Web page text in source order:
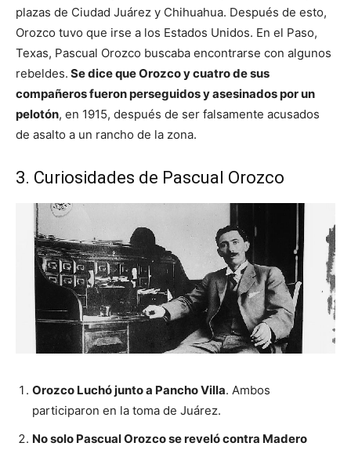
plazas de Ciudad Juárez y Chihuahua. Después de esto,
Orozco tuvo que irse a los Estados Unidos. En el Paso,
Texas, Pascual Orozco buscaba encontrarse con algunos
rebeldes. Se dice que Orozco y cuatro de sus
compañeros fueron perseguidos y asesinados por un
pelotón, en 1915, después de ser falsamente acusados
de asalto a un rancho de la zona.
3. Curiosidades de Pascual Orozco
Orozco Luchó junto a Pancho Villa. Ambos
participaron en la toma de Juárez.
No solo Pascual Orozco se reveló contra Madero